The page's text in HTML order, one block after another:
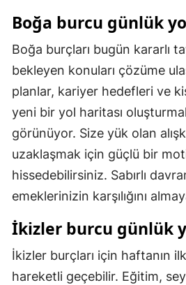
Boğa burcu günlük
Boğa burçları bugün kararlı
bekleyen konuları çözüme
planlar, kariyer hedefleri ve
yeni bir yol haritası
görünüyor. Size yük olan
uzaklaşmak için güçlü bir
hissedebilirsiniz. Sabırlı
emeklerinizin karşılığını
İkizler burcu günlük
İkizler burçları için haftanın
hareketli geçebilir. Eğitim,